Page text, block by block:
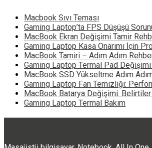
Macbook Sıvı Teması
Gaming Laptop’ta FPS Düşüşü
MacBook Ekran Değişimi Tamir
Gaming Laptop Kasa Onarımı İçin
MacBook Tamiri – Adım Adım
Gaming Laptop Termal Pad
MacBook SSD Yükseltme Adım
Gaming Laptop Fan Temizliği:
MacBook Batarya Değişimi:
Gaming Laptop Termal Bakım